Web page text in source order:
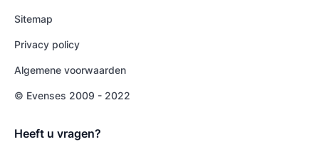
Sitemap
Privacy policy
Algemene voorwaarden
© Evenses 2009 - 2022
Heeft u vragen?